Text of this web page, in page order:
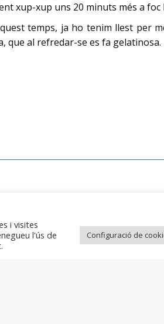
xup-xup uns 20 minuts més a foc
temps, ja ho tenim llest per
que al refredar-se es fa gelatinosa.
Can Serrat – Volaillerie 93
i visites
l'ús de
Configuració de